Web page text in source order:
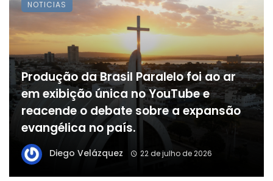
Produção da Brasil Paralelo foi ao ar
em exibição única no YouTube e
reacende o debate sobre a expansão
evangélica no país.
Diego Velázquez 22 de julho de 2026
NOTICIAS